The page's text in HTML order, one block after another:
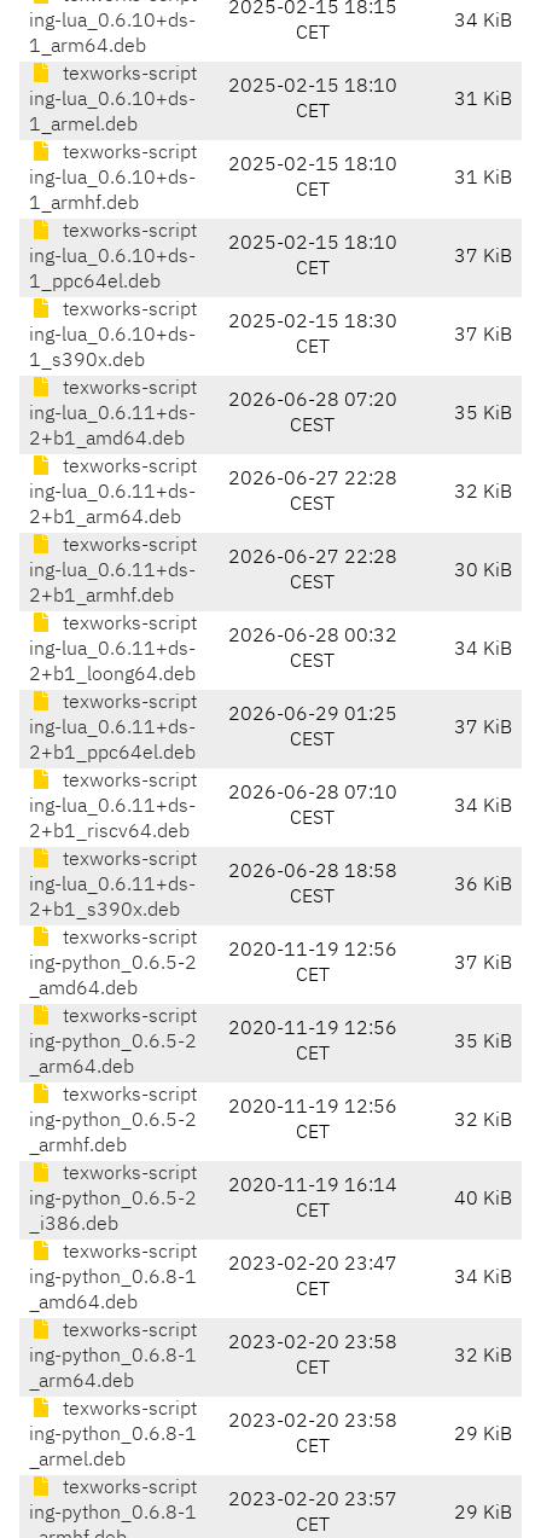
ing-lua_0.6.10+ds-
1_arm64.deb
2025-02-15 18:15
CET
34 KiB
texworks-script
ing-lua_0.6.10+ds-
1_armel.deb
2025-02-15 18:10
CET
31 KiB
texworks-script
ing-lua_0.6.10+ds-
1_armhf.deb
2025-02-15 18:10
CET
31 KiB
texworks-script
ing-lua_0.6.10+ds-
1_ppc64el.deb
2025-02-15 18:10
CET
37 KiB
texworks-script
ing-lua_0.6.10+ds-
1_s390x.deb
2025-02-15 18:30
CET
37 KiB
texworks-script
ing-lua_0.6.11+ds-
2+b1_amd64.deb
2026-06-28 07:20
CEST
35 KiB
texworks-script
ing-lua_0.6.11+ds-
2+b1_arm64.deb
2026-06-27 22:28
CEST
32 KiB
texworks-script
ing-lua_0.6.11+ds-
2+b1_armhf.deb
2026-06-27 22:28
CEST
30 KiB
texworks-script
ing-lua_0.6.11+ds-
2+b1_loong64.deb
2026-06-28 00:32
CEST
34 KiB
texworks-script
ing-lua_0.6.11+ds-
2+b1_ppc64el.deb
2026-06-29 01:25
CEST
37 KiB
texworks-script
ing-lua_0.6.11+ds-
2+b1_riscv64.deb
2026-06-28 07:10
CEST
34 KiB
texworks-script
ing-lua_0.6.11+ds-
2+b1_s390x.deb
2026-06-28 18:58
CEST
36 KiB
texworks-script
ing-python_0.6.5-2
_amd64.deb
2020-11-19 12:56
CET
37 KiB
texworks-script
ing-python_0.6.5-2
_arm64.deb
2020-11-19 12:56
CET
35 KiB
texworks-script
ing-python_0.6.5-2
_armhf.deb
2020-11-19 12:56
CET
32 KiB
texworks-script
ing-python_0.6.5-2
_i386.deb
2020-11-19 16:14
CET
40 KiB
texworks-script
ing-python_0.6.8-1
_amd64.deb
2023-02-20 23:47
CET
34 KiB
texworks-script
ing-python_0.6.8-1
_arm64.deb
2023-02-20 23:58
CET
32 KiB
texworks-script
ing-python_0.6.8-1
_armel.deb
2023-02-20 23:58
CET
29 KiB
texworks-script
ing-python_0.6.8-1
2023-02-20 23:57
CET
29 KiB